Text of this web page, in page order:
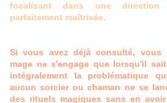
focalisant dans une
parfaitement maîtrisée.
Si vous avez déjà consulté, vous
mage ne s'engage que lorsqu'il
intégralement la problématique
aucun sorcier ou chaman ne se
des rituels magiques sans en